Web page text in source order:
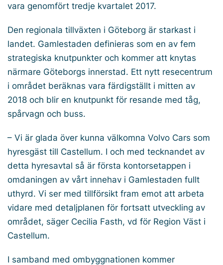
vara genomfört tredje kvartalet 2017.
Den regionala tillväxten i Göteborg är starkast i
landet. Gamlestaden definieras som en av fem
strategiska knutpunkter och kommer att knytas
närmare Göteborgs innerstad. Ett nytt resecentrum
i området beräknas vara färdigställt i mitten av
2018 och blir en knutpunkt för resande med tåg,
spårvagn och buss.
– Vi är glada över kunna välkomna Volvo Cars som
hyresgäst till Castellum. I och med tecknandet av
detta hyresavtal så är första kontorsetappen i
omdaningen av vårt innehav i Gamlestaden fullt
uthyrd. Vi ser med tillförsikt fram emot att arbeta
vidare med detaljplanen för fortsatt utveckling av
området, säger Cecilia Fasth, vd för Region Väst i
Castellum.
I samband med ombyggnationen kommer